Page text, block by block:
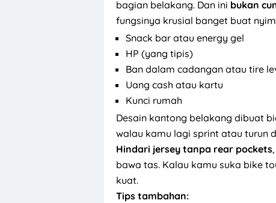
bagian belakang. Dan ini bukan
fungsinya krusial banget buat
Snack bar atau energy gel
HP (yang tipis)
Ban dalam cadangan atau tire
Uang cash atau kartu
Kunci rumah
Desain kantong belakang dibuat
walau kamu lagi sprint atau turun
Hindari jersey tanpa rear pockets
bawa tas. Kalau kamu suka bike
kuat.
Tips tambahan: